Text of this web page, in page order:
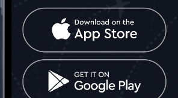
Контакт
Грузия: Тбилиси
Телефон: +442030340050